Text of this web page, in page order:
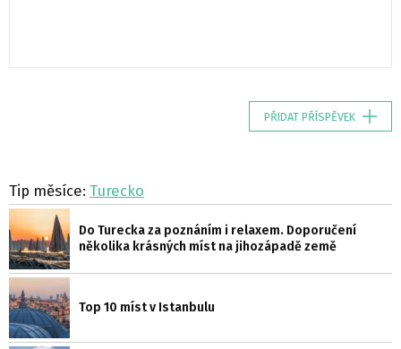
PŘIDAT PŘÍSPĚVEK
Tip měsíce: Turecko
Do Turecka za poznáním i relaxem. Doporučení
několika krásných míst na jihozápadě země
Top 10 míst v Istanbulu